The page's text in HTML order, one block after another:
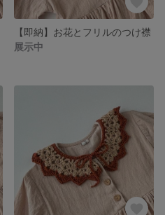
【即納】お花とフリルのつけ襟
展示中